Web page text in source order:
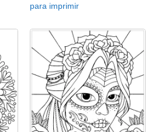
para imprimir